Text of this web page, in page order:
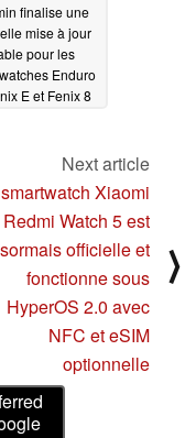
finalise une
mise à jour
pour les
Enduro
E et Fenix 8
Next article
Xiaomi
Redmi Watch 5 est
officielle et
fonctionne sous
HyperOS 2.0 avec
NFC et eSIM
optionnelle
⟩